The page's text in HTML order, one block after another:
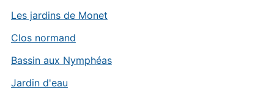
Les jardins de Monet
Clos normand
Bassin aux Nymphéas
Jardin d'eau